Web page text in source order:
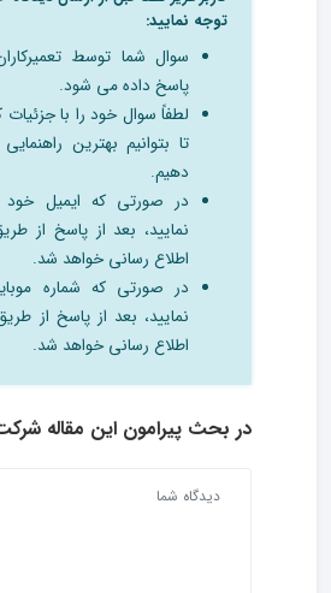
توجه نمایید:
سوال شما توسط
پاسخ داده می شود.
لطفاً سوال خود را با
تا بتوانیم بهترین
دهیم.
در صورتی که ایمیل
نمایید، بعد از پاسخ از
اطلاع رسانی خواهد شد.
در صورتی که شماره
نمایید، بعد از پاسخ از
اطلاع رسانی خواهد شد.
در بحث‌ پیرامون این مقاله